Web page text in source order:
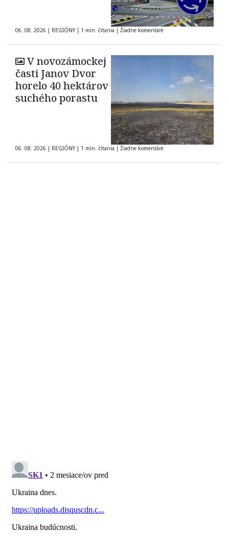
06. 08. 2026 | REGIÓNY | 1 min. čítania | Žiadne komentáre
V novozámockej
časti Janov Dvor
horelo 40 hektárov
suchého porastu
06. 08. 2026 | REGIÓNY | 1 min. čítania | Žiadne komentáre